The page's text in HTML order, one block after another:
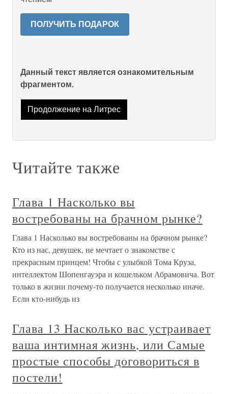
ПОЛУЧИТЬ ПОДАРОК
Данный текст является ознакомительным
фрагментом.
Продолжение на Литрес
Читайте также
Глава 1 Насколько вы
востребованы на брачном рынке?
Глава 1 Насколько вы востребованы на брачном рынке?
Кто из нас, девушек, не мечтает о знакомстве с
прекрасным принцем! Чтобы с улыбкой Тома Круза,
интеллектом Шопенгауэра и кошельком Абрамовича. Вот
только в жизни почему-то получается несколько иначе.
Если кто-нибудь из
Глава 13 Насколько вас устраивает
ваша интимная жизнь, или Самые
простые способы договориться в
постели!